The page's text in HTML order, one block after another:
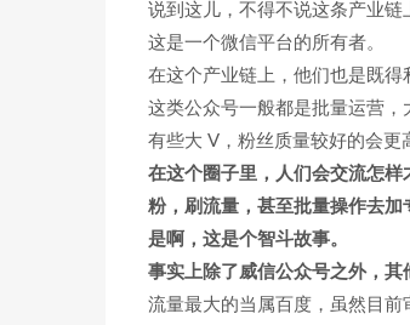
说到这儿，不得不说这条产业链
这是一个微信平台的所有者。
在这个产业链上，他们也是既得
这类公众号一般都是批量运营
有些大 V，粉丝质量较好的会更
在这个圈子里，人们会交流怎
粉，刷流量，甚至批量操作去加
是啊，这是个智斗故事。
事实上除了威信公众号之外，其
流量最大的当属百度，虽然目